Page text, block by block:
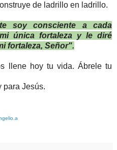
de ladrillo en ladrillo.
soy consciente a cada
única fortaleza y le diré
fortaleza, Señor".
llene hoy tu vida. Ábrele tu
para Jesús.